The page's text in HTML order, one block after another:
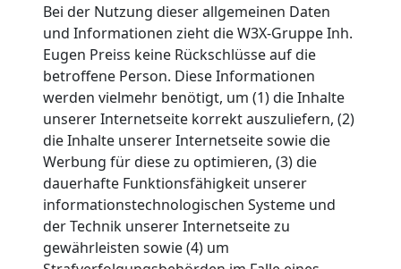
Bei der Nutzung dieser allgemeinen Daten
und Informationen zieht die W3X-Gruppe Inh.
Eugen Preiss keine Rückschlüsse auf die
betroffene Person. Diese Informationen
werden vielmehr benötigt, um (1) die Inhalte
unserer Internetseite korrekt auszuliefern, (2)
die Inhalte unserer Internetseite sowie die
Werbung für diese zu optimieren, (3) die
dauerhafte Funktionsfähigkeit unserer
informationstechnologischen Systeme und
der Technik unserer Internetseite zu
gewährleisten sowie (4) um